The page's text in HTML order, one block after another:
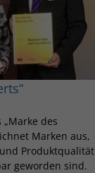
„Marke des
Marken aus,
Produktqualität
geworden sind.